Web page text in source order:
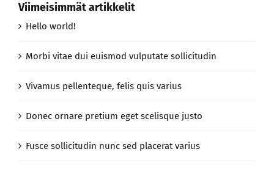
Viimeisimmät artikkelit
Hello world!
Morbi vitae dui euismod vulputate sollicitudin
Vivamus pellenteque, felis quis varius
Donec ornare pretium eget scelisque justo
Fusce sollicitudin nunc sed placerat varius